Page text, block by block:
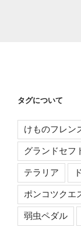
タグについて
けものフレン
グランドセフ
テラリア
ポンコツクエ
弱虫ペダル